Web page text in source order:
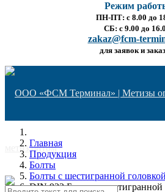
Режим
ПН-ПТ: с 8.00 до
СБ: с 9.00 до
zakaz@fcm-
для заявок и
Главная
Продукция
Болты
Болты с шестигранной головкой
DIN 933 Болты с шестигранной